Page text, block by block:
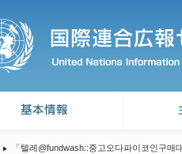
「텔레@fundwash::중고오다파이코인구매